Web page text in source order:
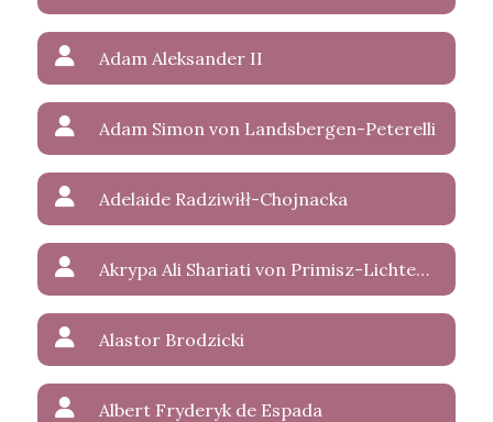
Adam Aleksander II
Adam Simon von Landsbergen-Peterelli
Adelaide Radziwiłł-Chojnacka
Akrypa Ali Shariati von Primisz-Lichtenstein
Alastor Brodzicki
Albert Fryderyk de Espada